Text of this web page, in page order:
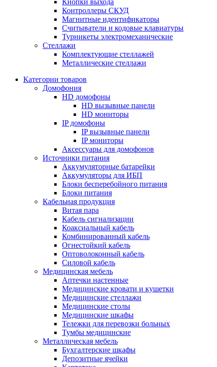
Кнопки выхода
Контроллеры СКУД
Магнитные идентификаторы
Считыватели и кодовые клавиатуры
Турникеты электромеханические
Стеллажи
Комплектующие стеллажей
Металлические стеллажи
Категории товаров
Домофония
HD домофоны
HD вызывные панели
HD мониторы
IP домофоны
IP вызывные панели
IP мониторы
Аксессуары для домофонов
Источники питания
Аккумуляторные батарейки
Аккумуляторы для ИБП
Блоки бесперебойного питания
Блоки питания
Кабельная продукция
Витая пара
Кабель сигнализации
Коаксиальный кабель
Комбинированный кабель
Огнестойкий кабель
Оптоволоконный кабель
Силовой кабель
Медицинская мебель
Аптечки настенные
Медицинские кровати и кушетки
Медицинские стеллажи
Медицинские столы
Медицинские шкафы
Тележки для перевозки больных
Тумбы медицинские
Металлическая мебель
Бухгалтерские шкафы
Депозитные ячейки